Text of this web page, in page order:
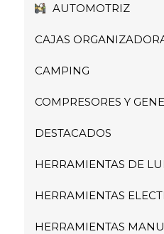
AUTOMOTRIZ
CAJAS
CAMPING
COMPRESORES Y
DESTACADOS
HERRAMIENTAS DE
HERRAMIENTAS
HERRAMIENTAS